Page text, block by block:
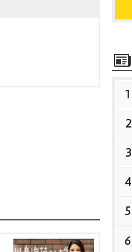
1
2
3
4
5
6